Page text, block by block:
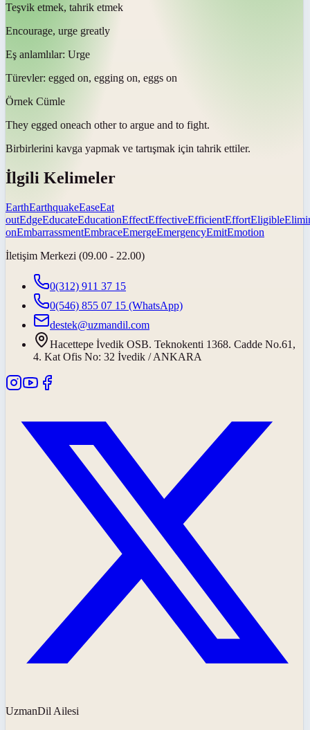
Teşvik etmek, tahrik etmek
Encourage, urge greatly
Eş anlamlılar: Urge
Türevler: egged on, egging on, eggs on
Örnek Cümle
They egged oneach other to argue and to fight.
Birbirlerini kavga yapmak ve tartışmak için tahrik ettiler.
İlgili Kelimeler
EarthEarthquakeEaseEat
outEdgeEducateEducationEffectEffectiveEfficientEffortEligible
onEmbarrassmentEmbraceEmergeEmergencyEmitEmotion
İletişim Merkezi (09.00 - 22.00)
0(312) 911 37 15
0(546) 855 07 15 (WhatsApp)
destek@uzmandil.com
Hacettepe İvedik OSB. Teknokenti 1368. Cadde No.61,
4. Kat Ofis No: 32 İvedik / ANKARA
UzmanDil Ailesi